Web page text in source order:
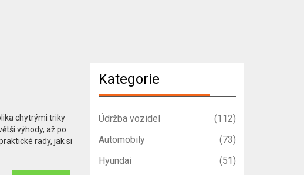
chytrými triky
výhody, až po
rady, jak si
Kategorie
Údržba vozidel
(112)
Automobily
(73)
Hyundai
(51)